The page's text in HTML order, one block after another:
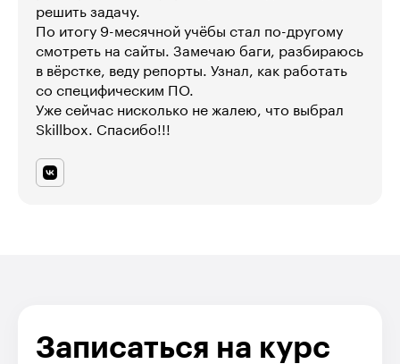
решить задачу.
По итогу 9-месячной учёбы стал по-другому
смотреть на сайты. Замечаю баги, разбираюсь
в вёрстке, веду репорты. Узнал, как работать
со специфическим ПО.
Уже сейчас нисколько не жалею, что выбрал
Skillbox. Спасибо!!!
Записаться на курс